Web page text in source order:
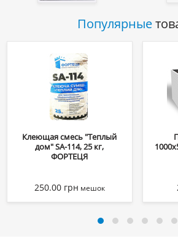
Популярные
Клеющая смесь "Теплый
дом" SA-114, 25 кг,
ФОРТЕЦЯ
250.00 грн мешок